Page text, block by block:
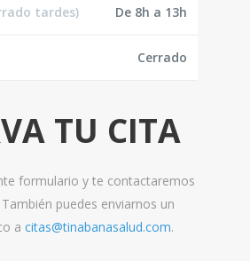
tardes) De 8h a 13h
Cerrado
TU CITA
formulario y te contactaremos
puedes enviarnos un
a citas@tinabanasalud.com.